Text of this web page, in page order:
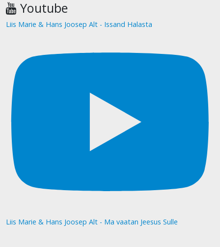
Youtube
Liis Marie & Hans Joosep Alt - Issand Halasta
Liis Marie & Hans Joosep Alt - Ma vaatan Jeesus Sulle